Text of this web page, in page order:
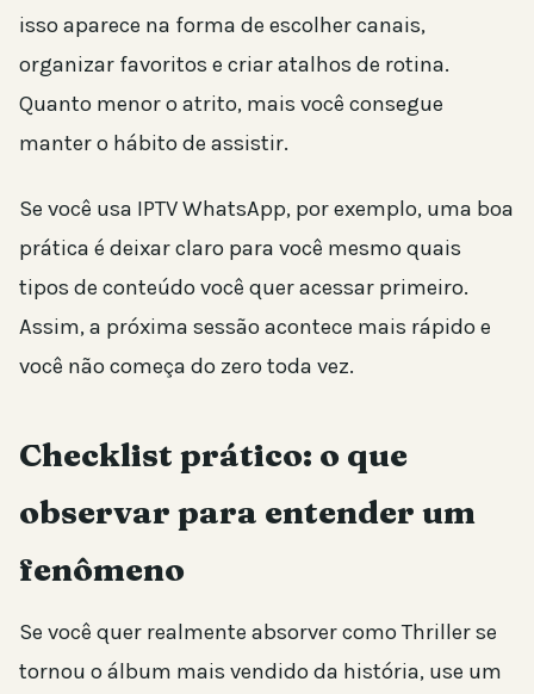
isso aparece na forma de escolher canais,
organizar favoritos e criar atalhos de rotina.
Quanto menor o atrito, mais você consegue
manter o hábito de assistir.
Se você usa IPTV WhatsApp, por exemplo, uma boa
prática é deixar claro para você mesmo quais
tipos de conteúdo você quer acessar primeiro.
Assim, a próxima sessão acontece mais rápido e
você não começa do zero toda vez.
Checklist prático: o que
observar para entender um
fenômeno
Se você quer realmente absorver como Thriller se
tornou o álbum mais vendido da história, use um